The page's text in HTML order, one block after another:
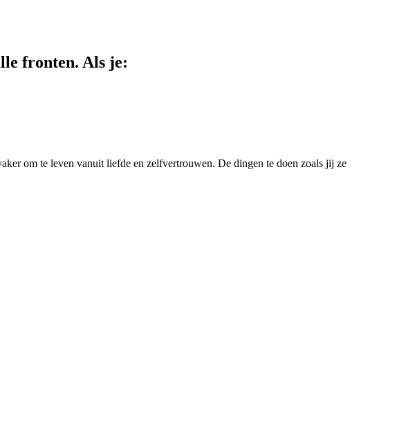
fronten. Als je:
om te leven vanuit liefde en zelfvertrouwen. De dingen te doen zoals jij ze